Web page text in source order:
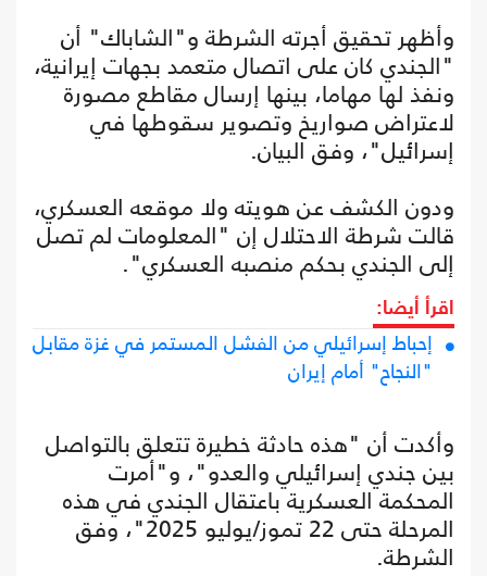
وأظهر تحقيق أجرته الشرطة و"الشاباك" أن
"الجندي كان على اتصال متعمد بجهات إيرانية،
ونفذ لها مهاما، بينها إرسال مقاطع مصورة
لاعتراض صواريخ وتصوير سقوطها في
إسرائيل"، وفق البيان.
ودون الكشف عن هويته ولا موقعه العسكري،
قالت شرطة الاحتلال إن "المعلومات لم تصل
إلى الجندي بحكم منصبه العسكري".
اقرأ أيضا:
إحباط إسرائيلي من الفشل المستمر في غزة مقابل
"النجاح" أمام إيران
وأكدت أن "هذه حادثة خطيرة تتعلق بالتواصل
بين جندي إسرائيلي والعدو"، و"أمرت
المحكمة العسكرية باعتقال الجندي في هذه
المرحلة حتى 22 تموز/يوليو 2025"، وفق
الشرطة.